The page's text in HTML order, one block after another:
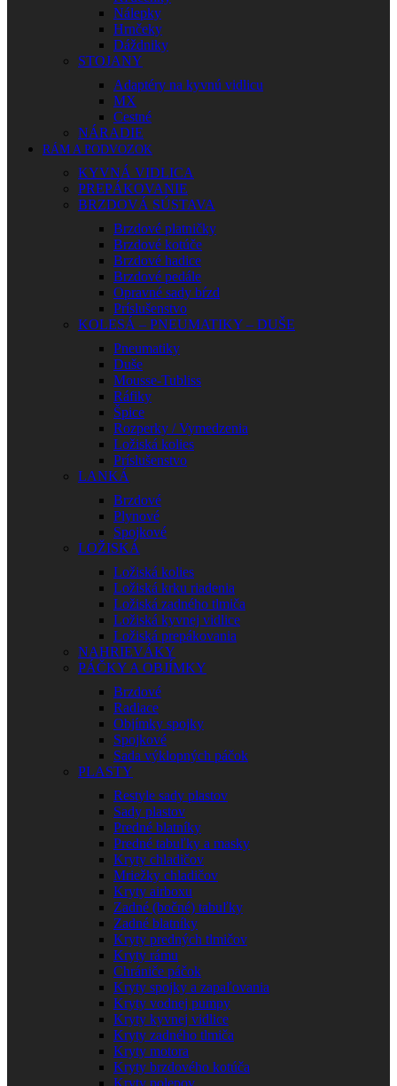
Nálepky
Hrnčeky
Dáždniky
STOJANY
Adaptéry na kyvnú vidlicu
MX
Cestné
NÁRADIE
RÁM A PODVOZOK
KYVNÁ VIDLICA
PREPÁKOVANIE
BRZDOVÁ SÚSTAVA
Brzdové platničky
Brzdové kotúče
Brzdové hadice
Brzdové pedále
Opravné sady bŕzd
Príslušenstvo
KOLESÁ – PNEUMATIKY – DUŠE
Pneumatiky
Duše
Mousse-Tubliss
Ráfiky
Špice
Rozperky / Vymedzenia
Ložiská kolies
Príslušenstvo
LANKÁ
Brzdové
Plynové
Spojkové
LOŽISKÁ
Ložiská kolies
Ložiská krku riadenia
Ložiská zadného tlmiča
Ložiská kyvnej vidlice
Ložiská prepákovania
NAHRIEVÁKY
PÁČKY A OBJÍMKY
Brzdové
Radiace
Objímky spojky
Spojkové
Sada výklopných páčok
PLASTY
Restyle sady plastov
Sady plastov
Predné blatníky
Predné tabuľky a masky
Kryty chladičov
Mriežky chladičov
Kryty airboxu
Zadné (bočné) tabuľky
Zadné blatníky
Kryty predných tlmičov
Kryty rámu
Chrániče páčok
Kryty spojky a zapaľovania
Kryty vodnej pumpy
Kryty kyvnej vidlice
Kryty zadného tlmiča
Kryty motora
Kryty brzdového kotúča